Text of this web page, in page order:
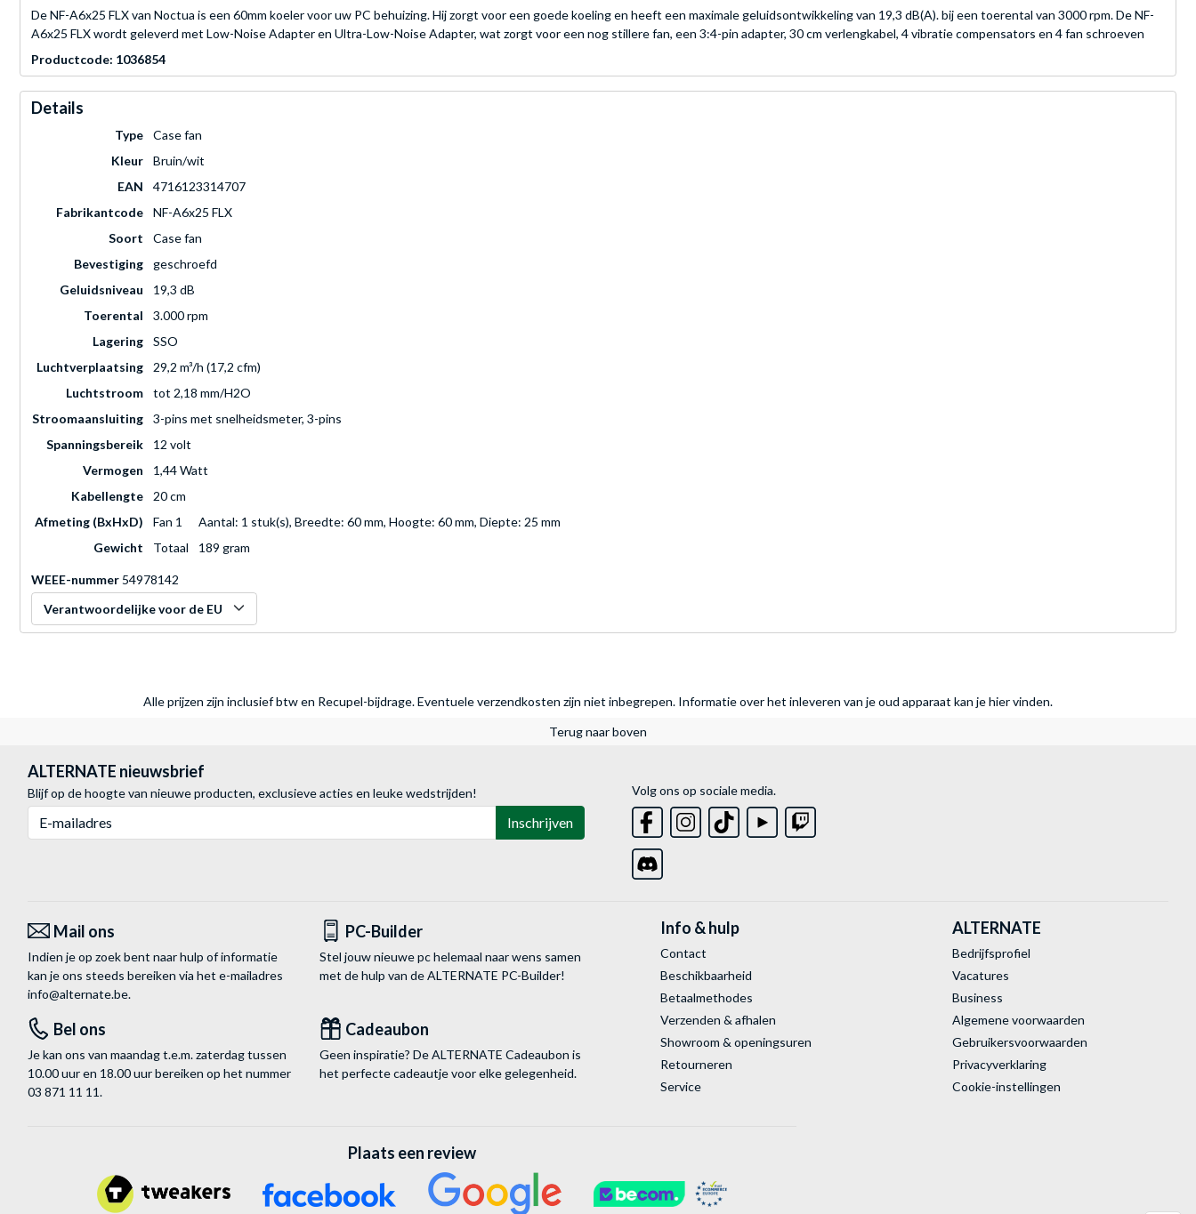
De NF-A6x25 FLX van Noctua is een 60mm koeler voor uw PC behuizing. Hij zorgt voor een goede koeling en heeft een maximale geluidsontwikkeling van 19,3 dB(A). bij een toerental van 3000 rpm. De NF-
A6x25 FLX wordt geleverd met Low-Noise Adapter en Ultra-Low-Noise Adapter, wat zorgt voor een nog stillere fan, een 3:4-pin adapter, 30 cm verlengkabel, 4 vibratie compensators en 4 fan schroeven
Productcode: 1036854
Details
Type
Case fan
Kleur
Bruin/wit
EAN
4716123314707
Fabrikantcode
NF-A6x25 FLX
Soort
Case fan
Bevestiging
geschroefd
Geluidsniveau
19,3 dB
Toerental
3.000 rpm
Lagering
SSO
Luchtverplaatsing
29,2 m³/h (17,2 cfm)
Luchtstroom
tot 2,18 mm/H2O
Stroomaansluiting
3-pins met snelheidsmeter, 3-pins
Spanningsbereik
12 volt
Vermogen
1,44 Watt
Kabellengte
20 cm
Afmeting (BxHxD)
Fan 1
Aantal: 1 stuk(s), Breedte: 60 mm, Hoogte: 60 mm, Diepte: 25 mm
Gewicht
Totaal 189 gram
WEEE-nummer 54978142
Verantwoordelijke voor de EU
Alle prijzen zijn inclusief btw en Recupel-bijdrage. Eventuele verzendkosten zijn niet inbegrepen. Informatie over het inleveren van je oud apparaat kan je hier vinden.
Terug naar boven
ALTERNATE nieuwsbrief
Blijf op de hoogte van nieuwe producten, exclusieve acties en leuke wedstrijden!
Inschrijven
Volg ons op sociale media.
Mail ons
Indien je op zoek bent naar hulp of informatie
kan je ons steeds bereiken via het e-mailadres
info@alternate.be.
PC-Builder
Stel jouw nieuwe pc helemaal naar wens samen
met de hulp van de ALTERNATE PC-Builder!
Bel ons
Je kan ons van maandag t.e.m. zaterdag tussen
10.00 uur en 18.00 uur bereiken op het nummer
03 871 11 11.
Cadeaubon
Geen inspiratie? De ALTERNATE Cadeaubon is
het perfecte cadeautje voor elke gelegenheid.
Info & hulp
Contact
Beschikbaarheid
Betaalmethodes
Verzenden & afhalen
Showroom & openingsuren
Retourneren
Service
ALTERNATE
Bedrijfsprofiel
Vacatures
Business
Algemene voorwaarden
Gebruikersvoorwaarden
Privacyverklaring
Cookie-instellingen
Plaats een review